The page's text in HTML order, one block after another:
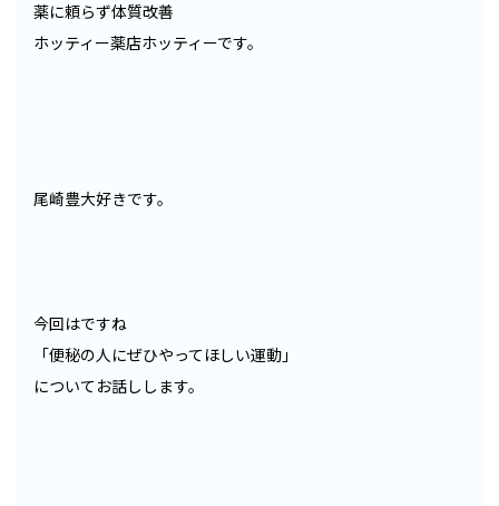
薬に頼らず体質改善
ホッティー薬店ホッティーです。
尾崎豊大好きです。
今回はですね
「便秘の人にぜひやってほしい運動」
についてお話しします。